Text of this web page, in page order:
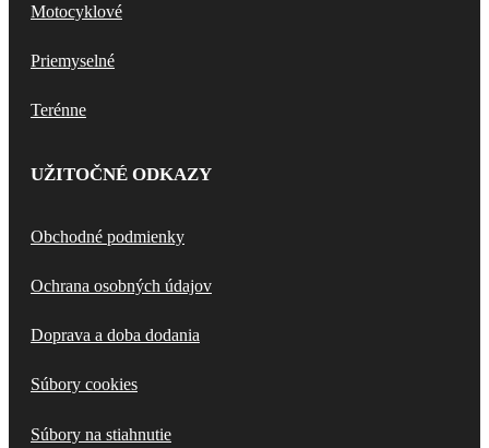
Motocyklové
Priemyselné
Terénne
UŽITOČNÉ ODKAZY
Obchodné podmienky
Ochrana osobných údajov
Doprava a doba dodania
Súbory cookies
Súbory na stiahnutie